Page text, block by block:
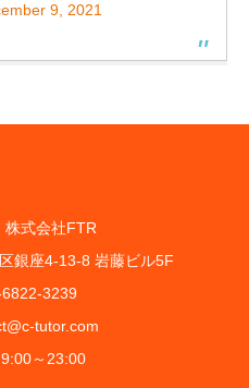
9, 2021
株式会社FTR
銀座4-13-8 岩藤ビル5F
3239
tutor.com
～23:00